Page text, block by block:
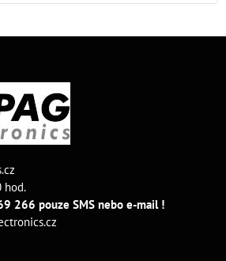
hod.
266 pouze SMS nebo e-mail !